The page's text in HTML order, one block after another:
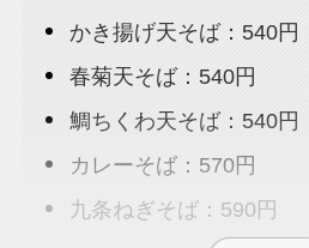
かき揚げ天そば：540円
春菊天そば：540円
鯛ちくわ天そば：540円
カレーそば：570円
九条ねぎそば：590円